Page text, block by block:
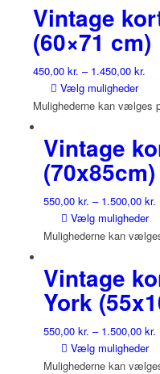
Vintage
(60×71 cm)
450,00 kr. – 1.450,00 kr.
Vælg muligheder
Mulighederne kan vælges
Vintage
(70x85cm)
550,00 kr. – 1.500,00 kr.
Vælg muligheder
Mulighederne kan
Vintage
York
550,00 kr. – 1.500,00 kr.
Vælg muligheder
Mulighederne kan